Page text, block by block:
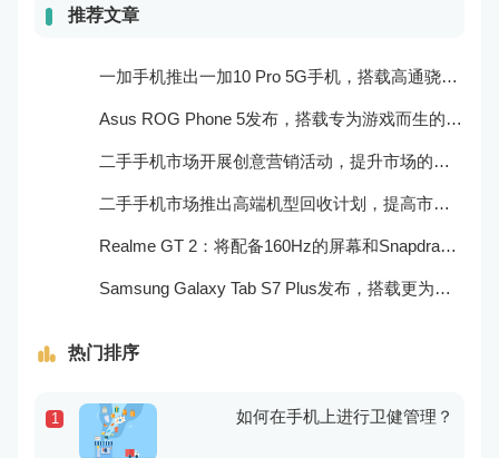
推荐文章
一加手机推出一加10 Pro 5G手机，搭载高通骁龙888处理器和一亿像素主摄像头
Asus ROG Phone 5发布，搭载专为游戏而生的处理器和摄像头
二手手机市场开展创意营销活动，提升市场的品牌感知度和美誉度
二手手机市场推出高端机型回收计划，提高市场的产品质量和用户口碑
Realme GT 2：将配备160Hz的屏幕和Snapdragon 898处理器
Samsung Galaxy Tab S7 Plus发布，搭载更为出色的屏幕和相机
热门排序
1 如何在手机上进行卫健管理？